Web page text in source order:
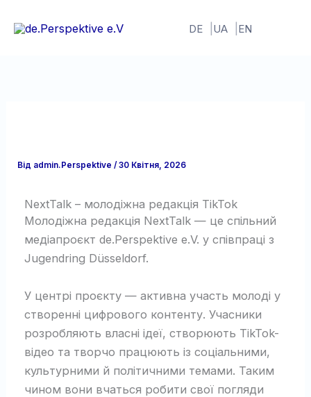
DE UA EN
Від admin.Perspektive/30 Квітня, 2026
NextTalk – молодіжна редакція TikTok
Молодіжна редакція NextTalk — це спільний
медіапроєкт de.Perspektive e.V. у співпраці з
Jugendring Düsseldorf.
У центрі проєкту — активна участь молоді у
створенні цифрового контенту. Учасники
розробляють власні ідеї, створюють TikTok-
відео та творчо працюють із соціальними,
культурними й політичними темами. Таким
чином вони вчаться робити свої погляди